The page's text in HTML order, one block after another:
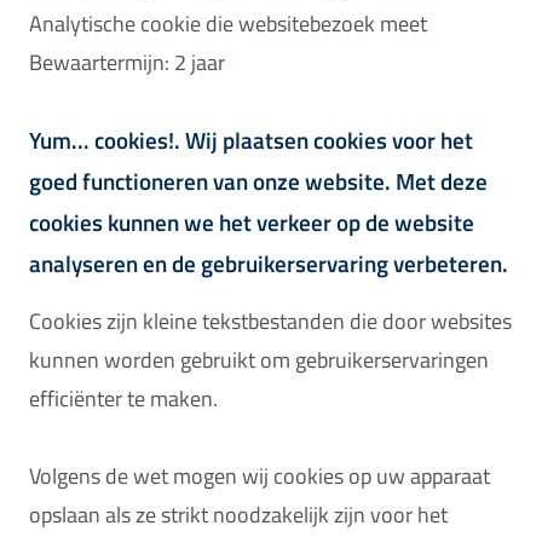
Analytische cookie die websitebezoek meet
Bewaartermijn: 2 jaar
Yum... cookies!. Wij plaatsen cookies voor het
goed functioneren van onze website. Met deze
cookies kunnen we het verkeer op de website
analyseren en de gebruikerservaring verbeteren.
Cookies zijn kleine tekstbestanden die door websites
kunnen worden gebruikt om gebruikerservaringen
efficiënter te maken.
Volgens de wet mogen wij cookies op uw apparaat
opslaan als ze strikt noodzakelijk zijn voor het